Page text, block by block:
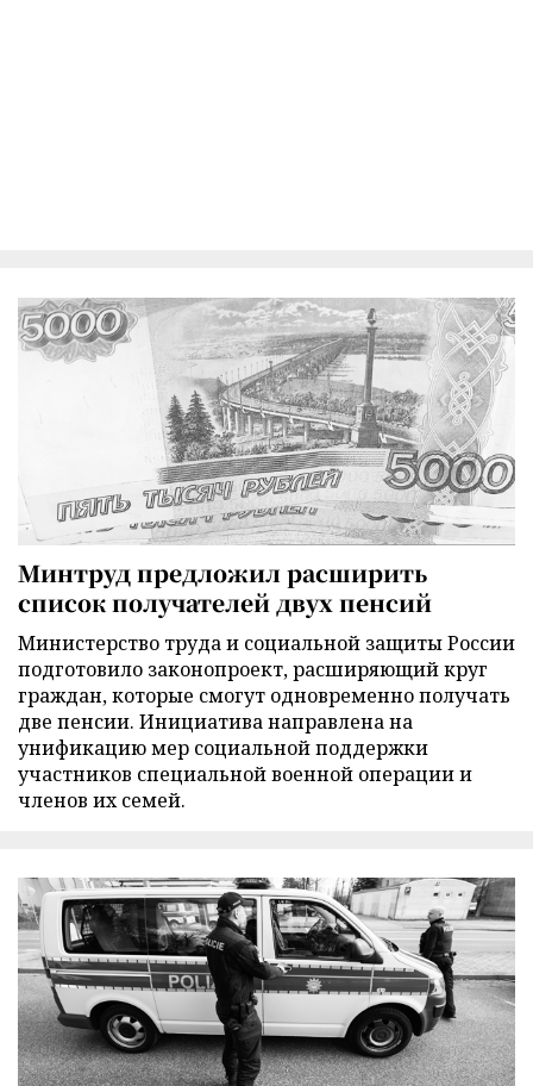
Минтруд предложил расширить
список получателей двух пенсий
Министерство труда и социальной защиты России
подготовило законопроект, расширяющий круг
граждан, которые смогут одновременно получать
две пенсии. Инициатива направлена на
унификацию мер социальной поддержки
участников специальной военной операции и
членов их семей.